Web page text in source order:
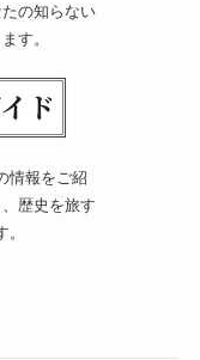
の知らない
す。
情報をご紹
歴史を旅す